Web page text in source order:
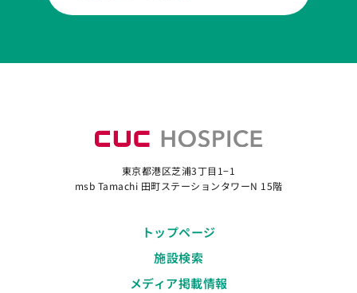
東京都港区芝浦3丁目1−1
msb Tamachi 田町ステーションタワーN 15階
トップページ
施設検索
メディア掲載情報